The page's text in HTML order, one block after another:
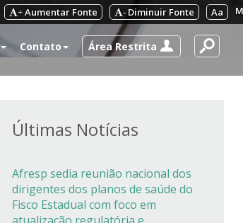
Aa
- Diminuir Fonte
+ Aumentar Fonte
Contato Área Restrita
Últimas Notícias
Afresp sedia reunião nacional dos
dirigentes dos planos de saúde do
Fisco Estadual com foco em